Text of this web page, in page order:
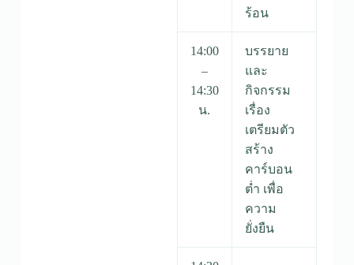
ร้อน
14:00
–
14:30
น.
บรรยาย
และ
กิจกรรม
เรื่อง
เตรียมตัว
สร้าง
คาร์บอน
ต่ำ เพื่อ
ความ
ยั่งยืน